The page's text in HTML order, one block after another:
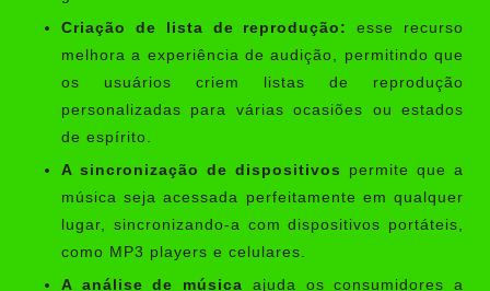
Criação de lista de reprodução:
esse recurso
melhora a experiência de audição, permitindo que
os usuários criem listas de reprodução
personalizadas para várias ocasiões ou estados
de espírito.
A sincronização de dispositivos
permite que a
música seja acessada perfeitamente em qualquer
lugar, sincronizando-a com dispositivos portáteis,
como MP3 players e celulares.
A análise de música ajuda os consumidores a